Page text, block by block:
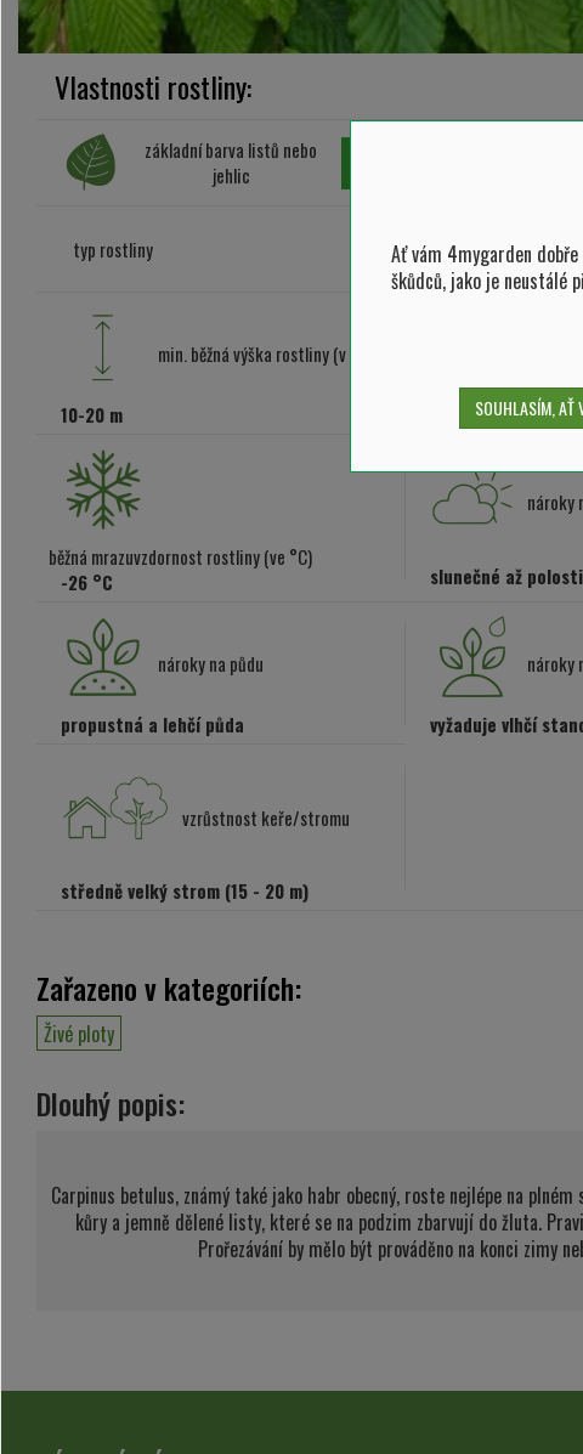
Vlastnosti rostliny:
základní barva listů nebo
jehlic
typ rostliny barva květu
min. běžná výška rostliny (v m)
10-20 m 7-12 m
běžná mrazuvzdornost rostliny (ve °C)
-26 °C
nároky
slunečné až
nároky na půdu
propustná a lehčí půda
nároky
vyžaduje vlhčí
vzrůstnost keře/stromu
středně velký strom (15 - 20 m)
Zařazeno v kategoriích:
Živé ploty
Dlouhý popis:
Carpinus betulus, známý také jako habr obecný, roste nejlépe na
kůry a jemně dělené listy, které se na podzim zbarvují do žluta.
Prořezávání by mělo být prováděno na konci zimy
Ať vám 4mygarden
škůdců, jako je neustálé
SOUHLASÍM, AŤ